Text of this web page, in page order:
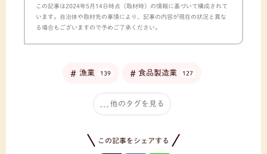
この記事は2024年5月14日時点（取材時）の情報に基づいて構成されて
います。自治体や取材先の事情により、記事の内容が現在の状況と異な
る場合もございますので予めご了承ください。
漁業 139 食品製造業 127
他のタグを見る
この記事をシェアする